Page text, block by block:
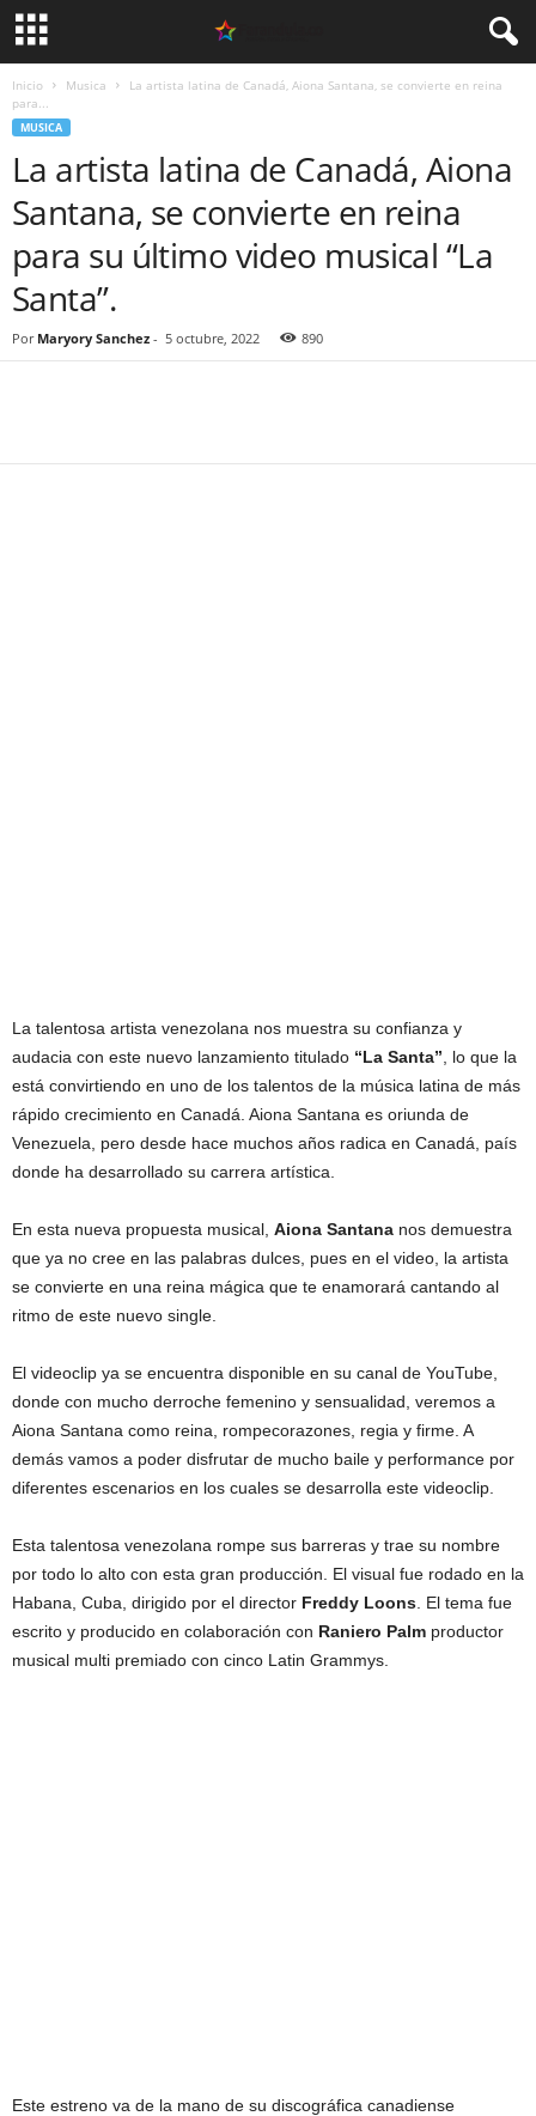
Inicio Musica
La artista latina de Canadá, Aiona Santana, se convierte en reina
para...
MUSICA
La artista latina de Canadá, Aiona
Santana, se convierte en reina
para su último video musical “La
Santa”.
Por Maryory Sanchez - 5 octubre, 2022 890
La talentosa artista venezolana nos muestra su confianza y
audacia con este nuevo lanzamiento titulado “La Santa” , lo que la
está convirtiendo en uno de los talentos de la música latina de más
rápido crecimiento en Canadá. Aiona Santana es oriunda de
Venezuela, pero desde hace muchos años radica en Canadá, país
donde ha desarrollado su carrera artística.
En esta nueva propuesta musical, Aiona Santana nos demuestra
que ya no cree en las palabras dulces, pues en el video, la artista
se convierte en una reina mágica que te enamorará cantando al
ritmo de este nuevo single.
El videoclip ya se encuentra disponible en su canal de YouTube,
donde con mucho derroche femenino y sensualidad, veremos a
Aiona Santana como reina, rompecorazones, regia y firme. A
demás vamos a poder disfrutar de mucho baile y performance por
diferentes escenarios en los cuales se desarrolla este videoclip.
Esta talentosa venezolana rompe sus barreras y trae su nombre
por todo lo alto con esta gran producción. El visual fue rodado en la
Habana, Cuba, dirigido por el director Freddy Loons . El tema fue
escrito y producido en colaboración con Raniero Palm productor
musical multi premiado con cinco Latin Grammys.
Este estreno va de la mano de su discográfica canadiense